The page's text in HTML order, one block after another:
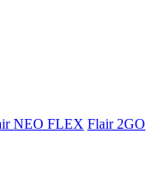
NEO FLEX Flair 2GO